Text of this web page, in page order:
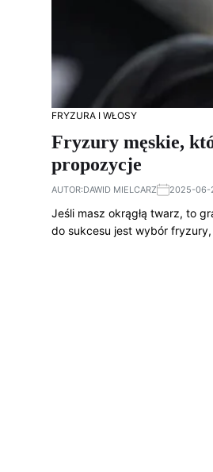
FRYZURA I WŁOSY
Fryzury męskie,
propozycje
AUTOR:DAWID MIELCARZ 2025-06-
Jeśli masz okrągłą twarz, to
do sukcesu jest wybór